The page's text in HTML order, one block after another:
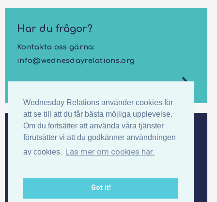
Wednesday Relations använder cookies för
att se till att du får bästa möjliga upplevelse.
Om du fortsätter att använda våra tjänster
förutsätter vi att du godkänner användningen
av cookies. Läs mer om cookies här.
Got it!
Har du frågor?
Kontakta oss gärna:
info@wednesdayrelations.org
Prenumerera på vårt nyhetsbrev
Bli först med att få inbjudningar, koll på det
HÅLL MIG UPPDATERAD